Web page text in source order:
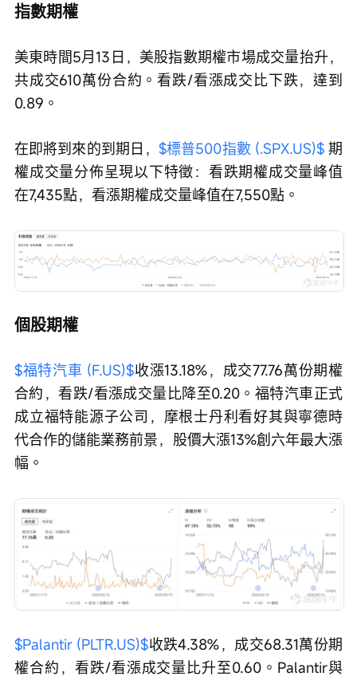
指數期權
美東時間5月13日，美股指數期權市場成交量抬升，
共成交610萬份合約。看跌/看漲成交比下跌，達到
0.89。
在即將到來的到期日，$標普500指數 (.SPX.US)$ 期
權成交量分佈呈現以下特徵：看跌期權成交量峰值
在7,435點，看漲期權成交量峰值在7,550點。
個股期權
$福特汽車 (F.US)$收漲13.18%，成交77.76萬份期權
合約，看跌/看漲成交量比降至0.20。福特汽車正式
成立福特能源子公司，摩根士丹利看好其與寧德時
代合作的儲能業務前景，股價大漲13%創六年最大漲
幅。
$Palantir (PLTR.US)$收跌4.38%，成交68.31萬份期
權合約，看跌/看漲成交量比升至0.60。Palantir與